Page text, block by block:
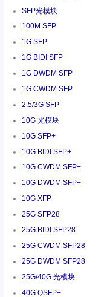
SFP光模块
100M SFP
1G SFP
1G BIDI SFP
1G DWDM SFP
1G CWDM SFP
2.5/3G SFP
10G 光模块
10G SFP+
10G BIDI SFP+
10G CWDM SFP+
10G DWDM SFP+
10G XFP
25G SFP28
25G BIDI SFP28
25G CWDM SFP28
25G DWDM SFP28
25G/40G 光模块
40G QSFP+